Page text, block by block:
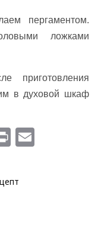
пергаментом.
ложками
приготовления
в духовой шкаф
Pr
in
t